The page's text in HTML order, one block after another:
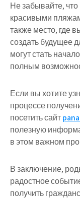
Не забывайте,
красивыми
также место, где
создать будущее
могут стать
полным
Если вы хотите
процессе
посетить сайт
полезную
в этом важном
В заключение,
радостное
получить